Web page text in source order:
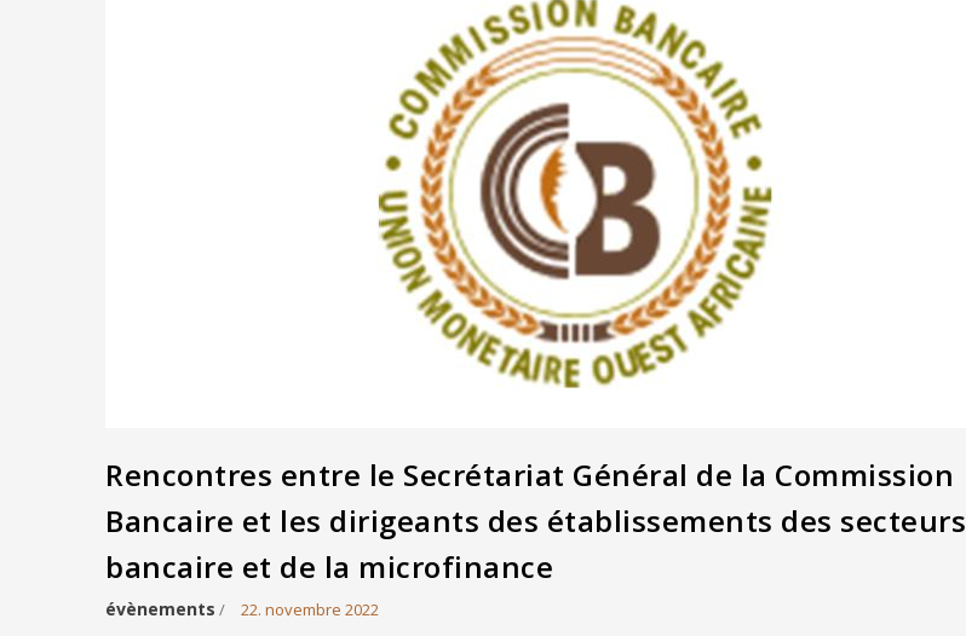
Rencontres entre le Secrétariat Général de la Commission
Bancaire et les dirigeants des établissements des secteurs
bancaire et de la microfinance
évènements / 22. novembre 2022